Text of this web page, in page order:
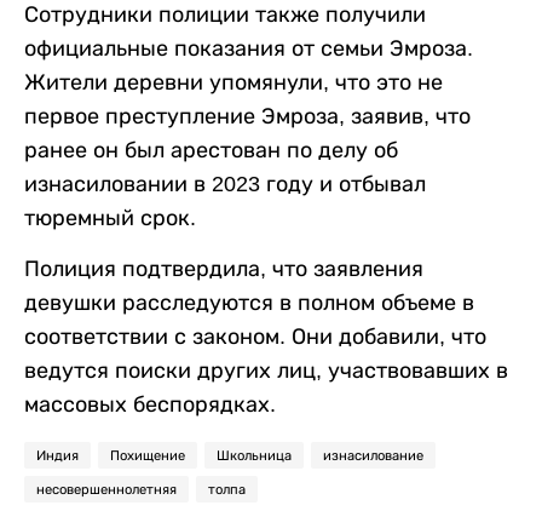
Сотрудники полиции также получили
официальные показания от семьи Эмроза.
Жители деревни упомянули, что это не
первое преступление Эмроза, заявив, что
ранее он был арестован по делу об
изнасиловании в 2023 году и отбывал
тюремный срок.
Полиция подтвердила, что заявления
девушки расследуются в полном объеме в
соответствии с законом. Они добавили, что
ведутся поиски других лиц, участвовавших в
массовых беспорядках.
Индия Похищение Школьница изнасилование
несовершеннолетняя толпа